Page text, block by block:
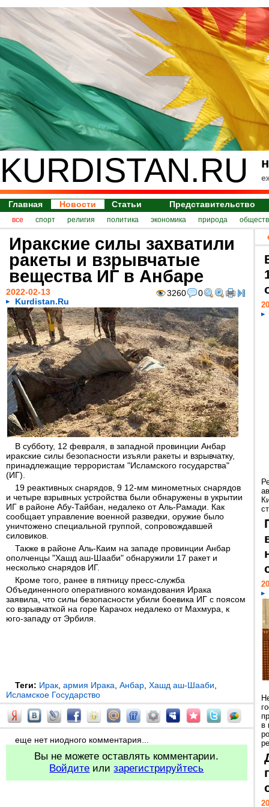
KURDISTAN.RU
Главная Новости Статьи Представительство
все спорт религия политика экономика природа
Иракские силы захватили
ракеты и взрывчатые
вещества ИГ в Анбаре
3260 0
2022-02-13
Kurdistan.Ru
В субботу, 12 февраля, в западной провинции Анбар
иракские силы безопасности изъяли ракеты и взрывчатку,
принадлежащие террористам "Исламского государства"
(ИГ).
19 реактивных снарядов, 9 12-мм минометных снарядов
и четыре взрывных устройства были обнаружены в укрытии
ИГ в районе Абу-Тайбан, недалеко от Аль-Рамади. Как
сообщает управление военной разведки, оружие было
уничтожено специальной группой, сопровождавшей
силовиков.
Также в районе Аль-Каим на западе провинции Анбар
ополченцы "Хашд аш-Шааби" обнаружили 17 ракет и
несколько снарядов ИГ.
Кроме того, ранее в пятницу пресс-служба
Объединенного оперативного командования Ирака
заявила, что силы безопасности убили боевика ИГ с поясом
со взрывчаткой на горе Карачох недалеко от Махмура, к
юго-западу от Эрбиля.
Теги: Ирак армия Ирака Анбар Хашд аш-Шааби
Исламское Государство
еще нет ниодного комментария...
Вы не можете оставлять комментарии.
Войдите илизарегистрируйтесь
в